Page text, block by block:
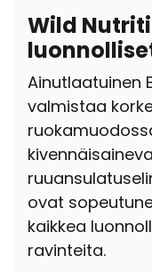
Wild
Ainutlaatuinen
valmistaa
ovat
kaikkea
ravinteita.